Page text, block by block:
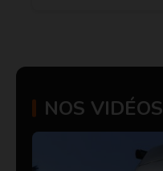
NOS VIDÉOS